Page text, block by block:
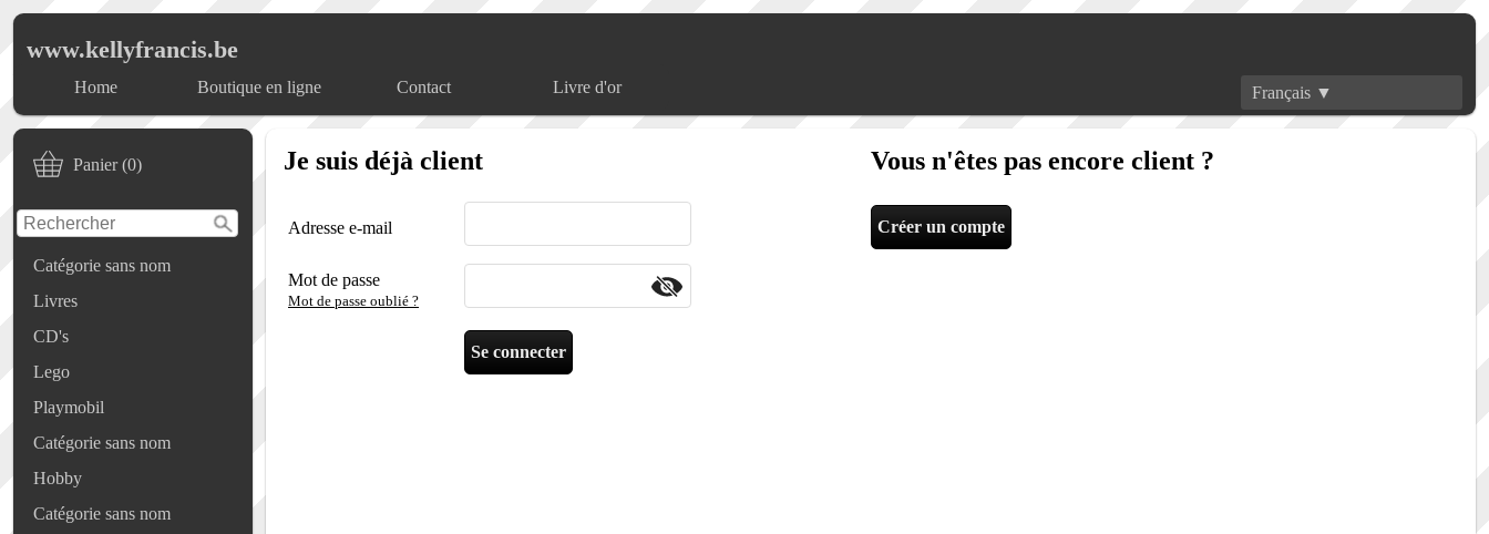
www.kellyfrancis.be
Français ▼
Home Boutique en ligne Contact Livre d'or
Panier (0)
Catégorie sans nom
Livres
CD's
Lego
Playmobil
Catégorie sans nom
Hobby
Catégorie sans nom
Je suis déjà client
Adresse e-mail
Mot de passe
Mot de passe oublié ?
Vous n'êtes pas encore client ?
Créer un compte